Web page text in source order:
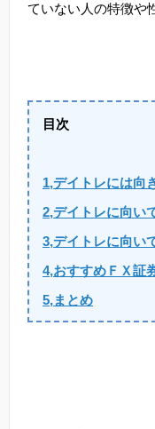
ていない人の特徴や
目次
1,デイトレには向
2,デイトレに向い
3,デイトレに向い
4,おすすめＦＸ証
5,まとめ